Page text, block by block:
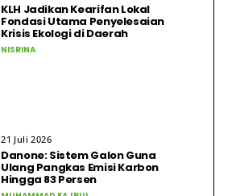
KLH Jadikan Kearifan Lokal
Fondasi Utama Penyelesaian
Krisis Ekologi di Daerah
NISRINA
21 Juli 2026
Danone: Sistem Galon Guna
Ulang Pangkas Emisi Karbon
Hingga 83 Persen